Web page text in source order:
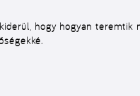
hogy hogyan